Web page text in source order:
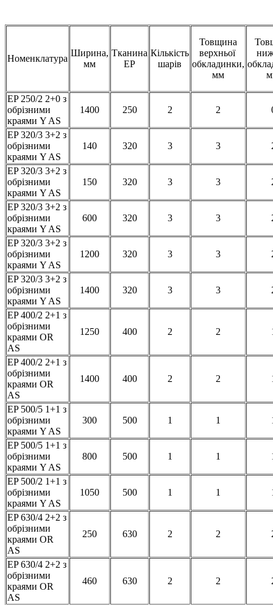
Номенклатура
Ширина,
мм
Тканина
ЕР
Кількість
шарів
Товщина
верхньої
обкладинки,
мм
EP 250/2 2+0 з
обрізними
краями Y AS
1400 250 2 2
EP 320/3 3+2 з
обрізними
краями Y AS
140 320 3 3
EP 320/3 3+2 з
обрізними
краями Y AS
150 320 3 3
EP 320/3 3+2 з
обрізними
краями Y AS
600 320 3 3
EP 320/3 3+2 з
обрізними
краями Y AS
1200 320 3 3
EP 320/3 3+2 з
обрізними
краями Y AS
1400 320 3 3
EP 400/2 2+1 з
обрізними
краями OR
AS
1250 400 2 2
EP 400/2 2+1 з
обрізними
краями OR
AS
1400 400 2 2
EP 500/5 1+1 з
обрізними
краями Y AS
300 500 1 1
EP 500/5 1+1 з
обрізними
краями Y AS
800 500 1 1
EP 500/2 1+1 з
обрізними
краями Y AS
1050 500 1 1
EP 630/4 2+2 з
обрізними
краями OR
AS
250 630 2 2
EP 630/4 2+2 з
обрізними
краями OR
AS
460 630 2 2